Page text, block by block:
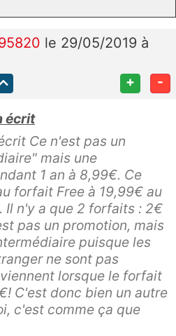
le 29/05/2019 à
+ -
écrit
Ce n'est pas un
mais une
1 an à 8,99€. Ce
forfait Free à 19,99€ au
Il n'y a que 2 forfaits : 2€
pas un promotion, mais
puisque les
ne sont pas
lorsque le forfait
C'est donc bien un autre
c'est comme ça que